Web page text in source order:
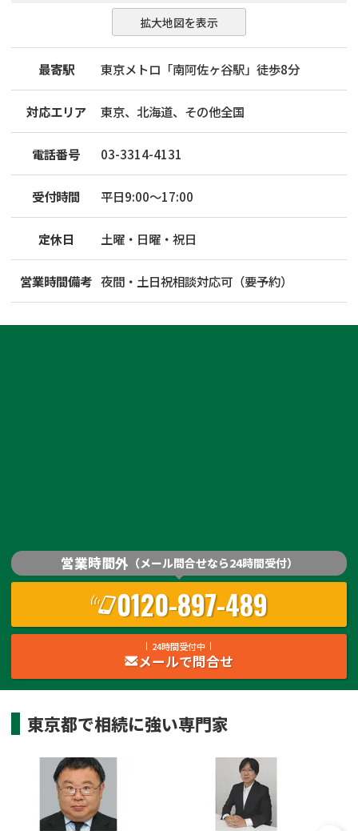
拡大地図を表示
最寄駅 東京メトロ「南阿佐ヶ谷駅」徒歩8分
対応エリア 東京、北海道、その他全国
電話番号 03-3314-4131
受付時間 平日9:00～17:00
定休日 土曜・日曜・祝日
営業時間備考 夜間・土日祝相談対応可（要予約）
営業時間外 （メール問合せなら24時間受付）
0120-897-489
24時間受付中
メールで問合せ
東京都で相続に強い専門家